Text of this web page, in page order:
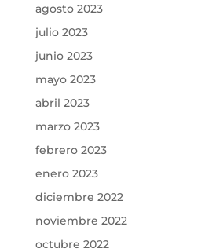
agosto 2023
julio 2023
junio 2023
mayo 2023
abril 2023
marzo 2023
febrero 2023
enero 2023
diciembre 2022
noviembre 2022
octubre 2022